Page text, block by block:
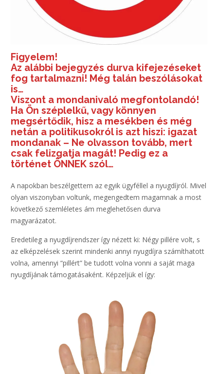
Figyelem!
Az alábbi bejegyzés durva kifejezéseket
fog tartalmazni! Még talán beszólásokat
is…
Viszont a mondanivaló megfontolandó!
Ha Ön széplelkű, vagy könnyen
megsértődik, hisz a mesékben és még
netán a politikusokról is azt hiszi: igazat
mondanak – Ne olvasson tovább, mert
csak felizgatja magát! Pedig ez a
történet ÖNNEK szól…
A napokban beszélgettem az egyik ügyféllel a nyugdíjról. Mivel
olyan viszonyban voltunk, megengedtem magamnak a most
következő szemléletes ám meglehetősen durva
magyarázatot.
Eredetileg a nyugdíjrendszer így nézett ki: Négy pillére volt, s
az elképzelések szerint mindenki annyi nyugdíjra számíthatott
volna, amennyi “pillért” be tudott volna vonni a saját maga
nyugdíjának támogatásaként. Képzeljük el így: